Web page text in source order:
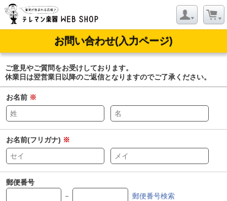
お問い合わせ(入力ページ)
ご意見やご質問をお受けしております。
休業日は翌営業日以降のご返信となりますのでご了承ください。
お名前 ※
お名前(フリガナ) ※
郵便番号
－
郵便番号検索